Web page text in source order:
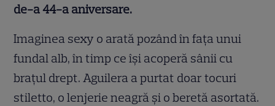
de-a 44-a aniversare.
Imaginea sexy o arată pozând în fața unui
fundal alb, în timp ce își acoperă sânii cu
brațul drept. Aguilera a purtat doar tocuri
stiletto, o lenjerie neagră și o beretă asortată.